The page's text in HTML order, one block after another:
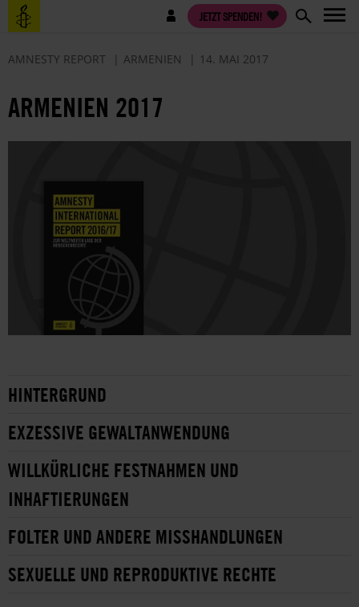
Direkt
zum
Benutzermenü JETZT SPENDEN!
AMNESTY REPORT ARMENIEN 14. MAI 2017
ARMENIEN 2017
HINTERGRUND
EXZESSIVE GEWALTANWENDUNG
WILLKÜRLICHE FESTNAHMEN UND
INHAFTIERUNGEN
FOLTER UND ANDERE MISSHANDLUNGEN
SEXUELLE UND REPRODUKTIVE RECHTE